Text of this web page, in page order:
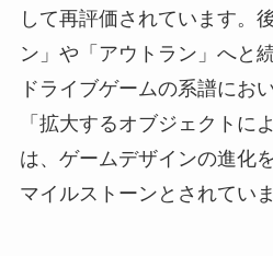
して再評価されています。
ン」や「アウトラン」へと
ドライブゲームの系譜にお
「拡大するオブジェクトに
は、ゲームデザインの進化
マイルストーンとされていま